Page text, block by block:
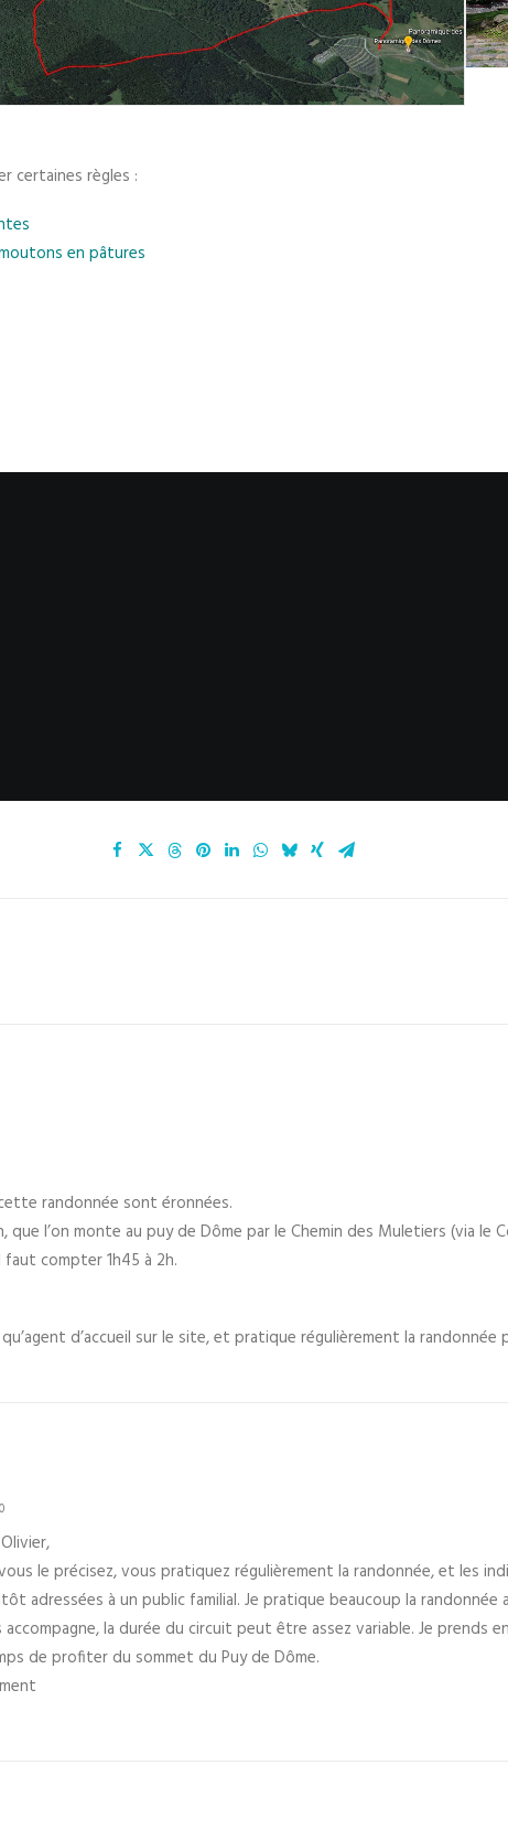
certaines règles :
en pâtures
randonnée sont éronnées.
que l’on monte au puy de Dôme par le Chemin des Muletiers (via le
faut compter 1h45 à 2h.
d’accueil sur le site, et pratique régulièrement la randonnée
le précisez, vous pratiquez régulièrement la randonnée, et les
adressées à un public familial. Je pratique beaucoup la randonnée
accompagne, la durée du circuit peut être assez variable. Je prends
de profiter du sommet du Puy de Dôme.